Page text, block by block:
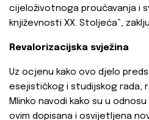
cijeloživotnoga proučavanja i
književnosti XX. Stoljeća”,
Revalorizacijska svježina
Uz ocjenu kako ovo djelo
esejističkog i studijskog rada,
Mlinko navodi kako su u
ovim dopisana i osvijetljena